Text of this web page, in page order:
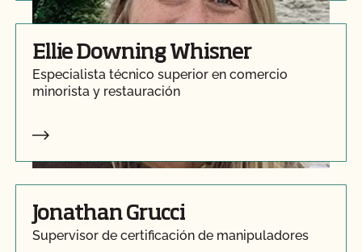
Ellie Downing Whisner
Especialista técnico superior en comercio
minorista y restauración
Jonathan Grucci
Supervisor de certificación de manipuladores